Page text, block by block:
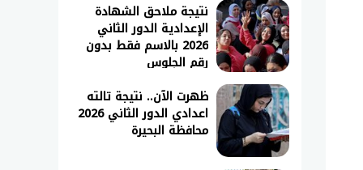
نتيجة ملاحق الشهادة
الإعدادية الدور الثاني
2026 بالاسم فقط بدون
رقم الجلوس
ظهرت الآن.. نتيجة تالته
اعدادي الدور الثاني 2026
محافظة البحيرة